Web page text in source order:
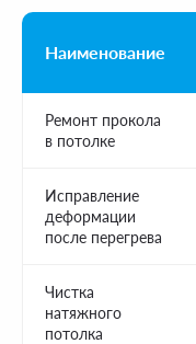
Наименование
Ремонт прокола
в потолке
Исправление
деформации
после перегрева
Чистка
натяжного
потолка